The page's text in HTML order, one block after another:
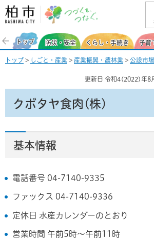
柏市 つづくを、
トップ 防災・安全 くらし・手続き 子育
トップ > しごと・産業 > 産業振興・農林業 > 公設市場
更新日 令和4(2022)年8
クボタヤ食肉(株)
基本情報
電話番号 04-7140-9335
ファックス 04-7140-9336
定休日 水産カレンダーのとおり
営業時間 午前5時～午前11時